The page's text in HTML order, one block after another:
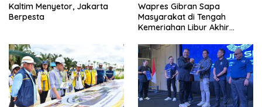
Kaltim Menyetor, Jakarta
Berpesta
Wapres Gibran Sapa
Masyarakat di Tengah
Kemeriahan Libur Akhir